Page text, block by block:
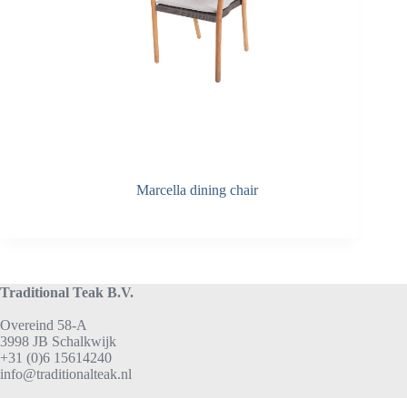
Marcella dining chair
Traditional Teak B.V.
Overeind 58-A
3998 JB Schalkwijk
+31 (0)6 15614240
info@traditionalteak.nl